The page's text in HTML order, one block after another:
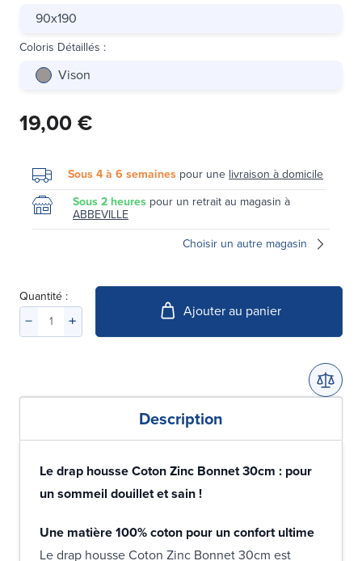
90x190
Coloris Détaillés :
Vison
19,00 €
Sous 4 à 6 semaines pour une livraison à domicile
Sous 2 heures pour un retrait au magasin à
ABBEVILLE
Choisir un autre magasin
Quantité :
Ajouter au panier
Description
Le drap housse Coton Zinc Bonnet 30cm : pour
un sommeil douillet et sain !
Une matière 100% coton pour un confort ultime
Le drap housse Coton Zinc Bonnet 30cm est